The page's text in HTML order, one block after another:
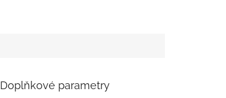
Doplňkové parametry